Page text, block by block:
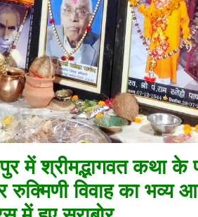
में श्रीमद्भागवत कथा के
रुक्मिणी विवाह का भव्य